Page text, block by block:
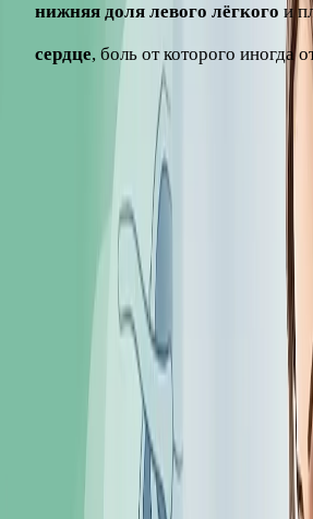
нижняя доля левого лёгкого и
сердце, боль от которого иногда
Из-за такого соседства характер и
можно определить самостоятельно –
Основные причины боли
Причины удобно сгруппировать по
Поджелудочная железа
Одна из частых причин боли в этой
поджелудочной железы, то есть
нередко бывает опоясывающей и
сопровождается тошнотой и